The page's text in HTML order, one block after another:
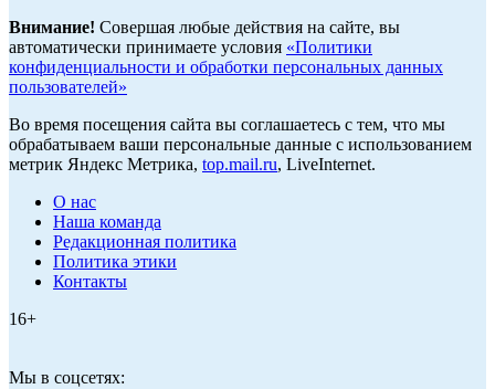
Внимание! Совершая любые действия на сайте, вы
автоматически принимаете условия «Политики
конфиденциальности и обработки персональных данных
пользователей»
Во время посещения сайта вы соглашаетесь с тем, что мы
обрабатываем ваши персональные данные с использованием
метрик Яндекс Метрика, top.mail.ru, LiveInternet.
О нас
Наша команда
Редакционная политика
Политика этики
Контакты
16+
Мы в соцсетях: